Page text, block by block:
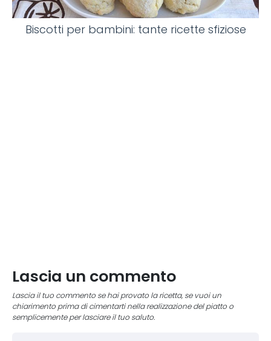
Biscotti per bambini: tante ricette sfiziose
Lascia un commento
Lascia il tuo commento se hai provato la ricetta, se vuoi un
chiarimento prima di cimentarti nella realizzazione del piatto o
semplicemente per lasciare il tuo saluto.